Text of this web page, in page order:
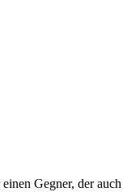
Gegner, der